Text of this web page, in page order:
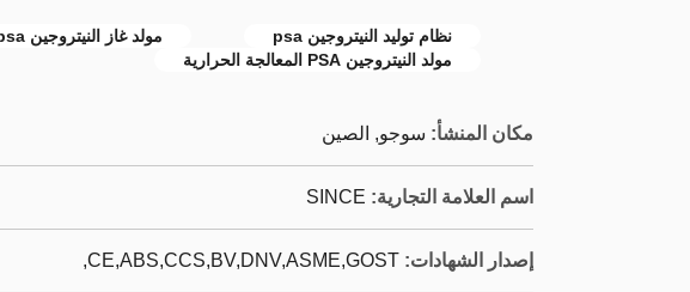
نظام توليد النيتروجين psa
مولد غاز النيتروجين psa
مولد النيتروجين PSA المعالجة الحرارية
مكان المنشأ: سوجو, الصين
اسم العلامة التجارية: SINCE
إصدار الشهادات: CE,ABS,CCS,BV,DNV,ASME,GOST,